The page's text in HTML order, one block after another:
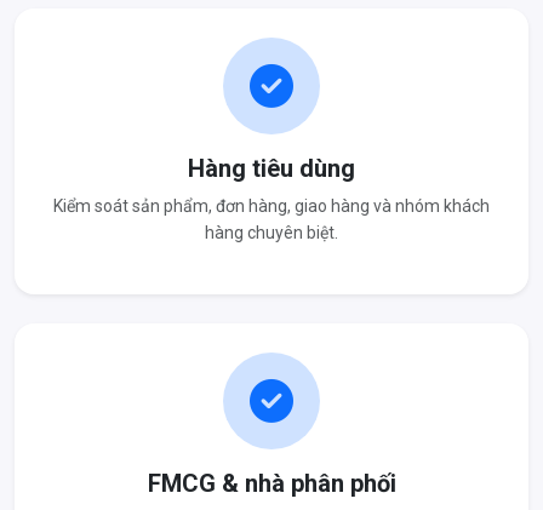
Hàng tiêu dùng
Kiểm soát sản phẩm, đơn hàng, giao hàng và nhóm khách
hàng chuyên biệt.
FMCG & nhà phân phối